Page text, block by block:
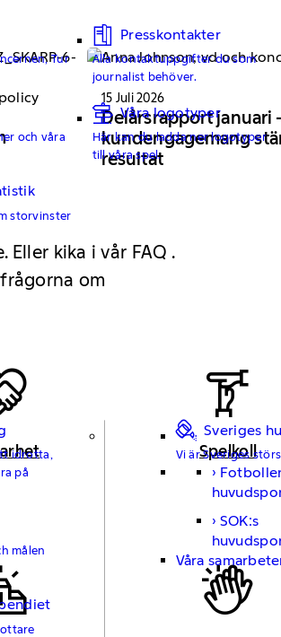
Tur
Presskontakter
Alla kontaktuppgifter du som
journalist behöver.
och våra
Våra logotyper
Här kan du ladda ner logotyper
till våra spel.
storvinster
idrotta,
på
målen
Sveriges
Vi är Sveriges
SOK:s
Våra
15 Juli 2026
Delårsrapport januari
kundengagemang
resultat
kika i vår FAQ .
om
Spelkoll